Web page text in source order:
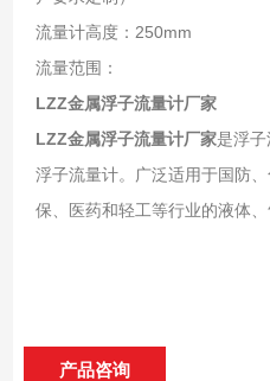
流量计高度：250mm
流量范围：
LZZ金属浮子流量计厂家
LZZ金属浮子流量计厂家是浮子
浮子流量计。广泛适用于国防
保、医药和轻工等行业的液体
产品咨询